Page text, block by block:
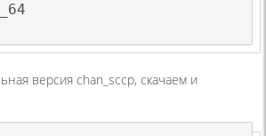
версия chan_sccp, скачаем и